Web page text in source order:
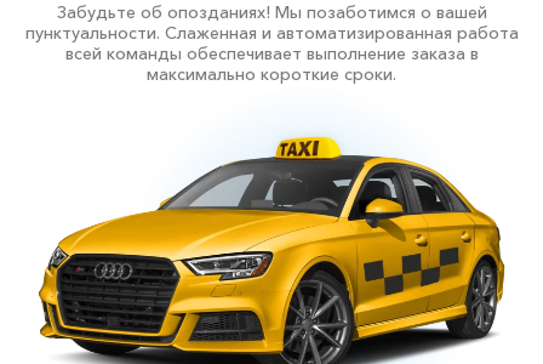
Забудьте об опозданиях! Мы позаботимся о вашей
пунктуальности. Слаженная и автоматизированная работа
всей команды обеспечивает выполнение заказа в
максимально короткие сроки.